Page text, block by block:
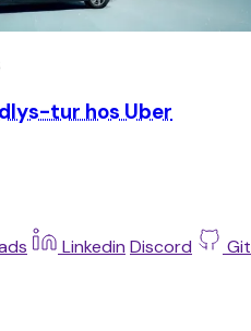
tur hos Uber
Linkedin Discord